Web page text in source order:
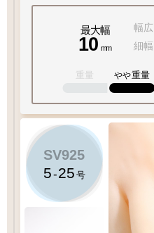
年末・冬季期間
最大幅
10 mm
幅広
細幅
重量 やや重量
SV925
5-25 号